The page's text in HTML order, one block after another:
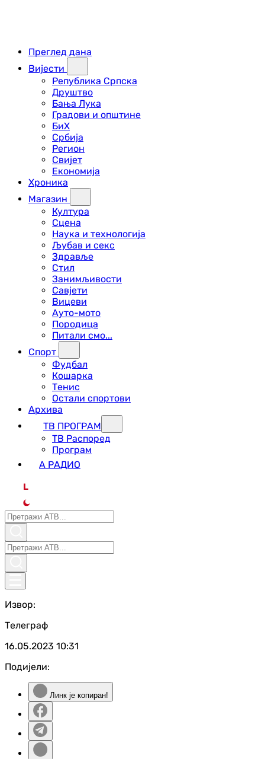
Преглед дана
Вијести
Република Српска
Друштво
Бања Лука
Градови и општине
БиХ
Србија
Регион
Свијет
Економија
Хроника
Магазин
Култура
Сцена
Наука и технологија
Љубав и секс
Здравље
Стил
Занимљивости
Савјети
Вицеви
Ауто-мото
Породица
Питали смо...
Спорт
Фудбал
Кошарка
Тенис
Остали спортови
Архива
ТВ ПРОГРАМ
ТВ Распоред
Програм
А РАДИО
L
Извор:
Телеграф
16.05.2023 10:31
Подијели:
Линк је копиран!